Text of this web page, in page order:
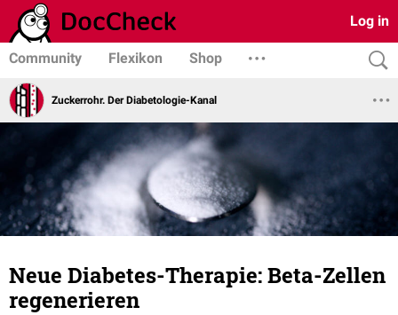
Log in
Community Flexikon Shop
Zuckerrohr. Der Diabetologie-Kanal
Neue Diabetes-Therapie: Beta-Zellen
regenerieren